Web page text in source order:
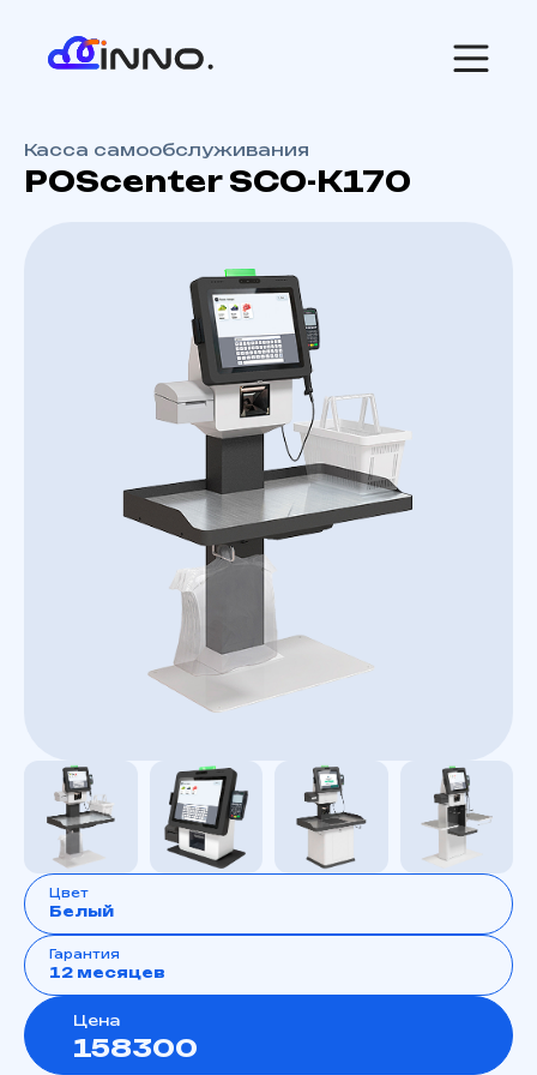
Касса самообслуживания
POScenter SCO-K170
Цвет
Белый
Гарантия
12 месяцев
Цена
158300